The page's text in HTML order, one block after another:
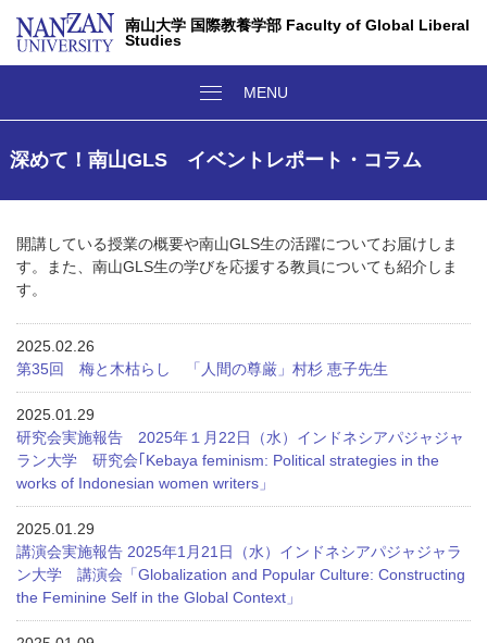
南山大学 国際教養学部 Faculty of Global Liberal
Studies
深めて！南山GLS イベントレポート・コラム
開講している授業の概要や南山GLS生の活躍についてお届けしま
す。また、南山GLS生の学びを応援する教員についても紹介しま
す。
2025.02.26
第35回 梅と木枯らし 「人間の尊厳」村杉 恵子先生
2025.01.29
研究会実施報告 2025年１月22日（水）インドネシアパジャジャ
ラン大学 研究会｢Kebaya feminism: Political strategies in the
works of Indonesian women writers」
2025.01.29
講演会実施報告 2025年1月21日（水）インドネシアパジャジャラ
ン大学 講演会「Globalization and Popular Culture: Constructing
the Feminine Self in the Global Context」